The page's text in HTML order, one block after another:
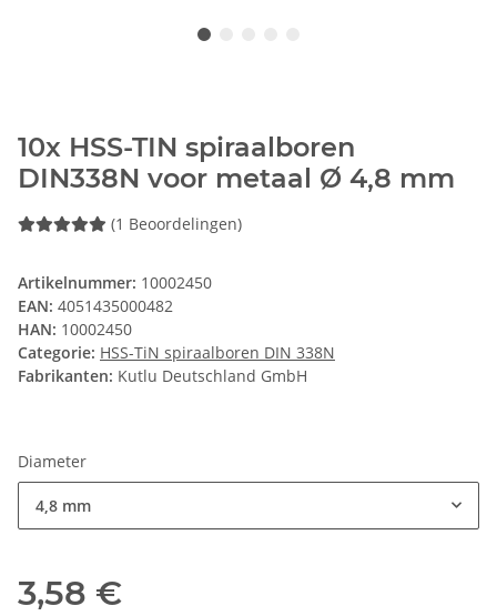
10x HSS-TIN spiraalboren
DIN338N voor metaal Ø 4,8 mm
(1 Beoordelingen)
Artikelnummer: 10002450
EAN: 4051435000482
HAN: 10002450
Categorie: HSS-TiN spiraalboren DIN 338N
Fabrikanten: Kutlu Deutschland GmbH
Diameter
4,8 mm
3,58 €